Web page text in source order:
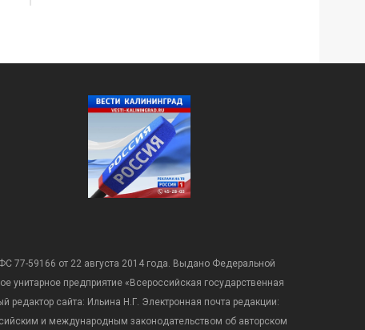
77-59166 от 22 августа 2014 года. Выдано Федеральной
предприятие «Всероссийская государственная
сайта: Ильина Н.Г. Электронная почта редакции:
и международным законодательством об авторском